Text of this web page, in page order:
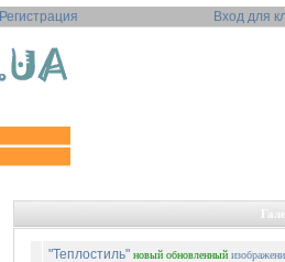
Регистрация Вход для
"Теплостиль" новый обновленный